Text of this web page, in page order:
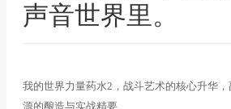
声音世界里。
我的世界力量药水2，战斗艺术的核心升华，
源的酿造与实战精要